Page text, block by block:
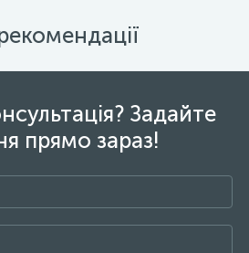
Задайте
прямо зараз!